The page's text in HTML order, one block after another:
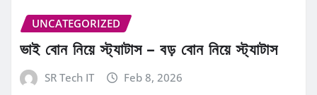
UNCATEGORIZED
ভাই বোন নিয়ে স্ট্যাটাস – বড় বোন নিয়ে স্ট্যাটাস
SR Tech IT Feb 8, 2026